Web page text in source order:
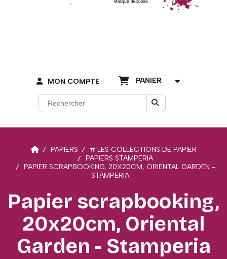
MON COMPTE PANIER
PAPIERS
# LES COLLECTIONS DE PAPIER
PAPIERS STAMPERIA
PAPIER SCRAPBOOKING, 20X20CM, ORIENTAL GARDEN -
STAMPERIA
Papier scrapbooking,
20x20cm, Oriental
Garden - Stamperia